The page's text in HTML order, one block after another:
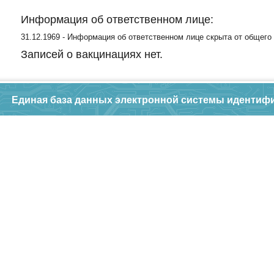
Информация об ответственном лице:
31.12.1969 - Информация об ответственном лице скрыта от общего
Записей о вакцинациях нет.
Единая база данных электронной системы